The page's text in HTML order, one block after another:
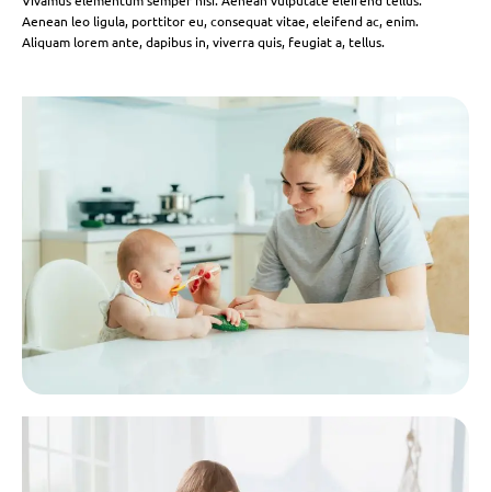
Aenean leo ligula, porttitor eu, consequat vitae, eleifend ac, enim.
Aliquam lorem ante, dapibus in, viverra quis, feugiat a, tellus.